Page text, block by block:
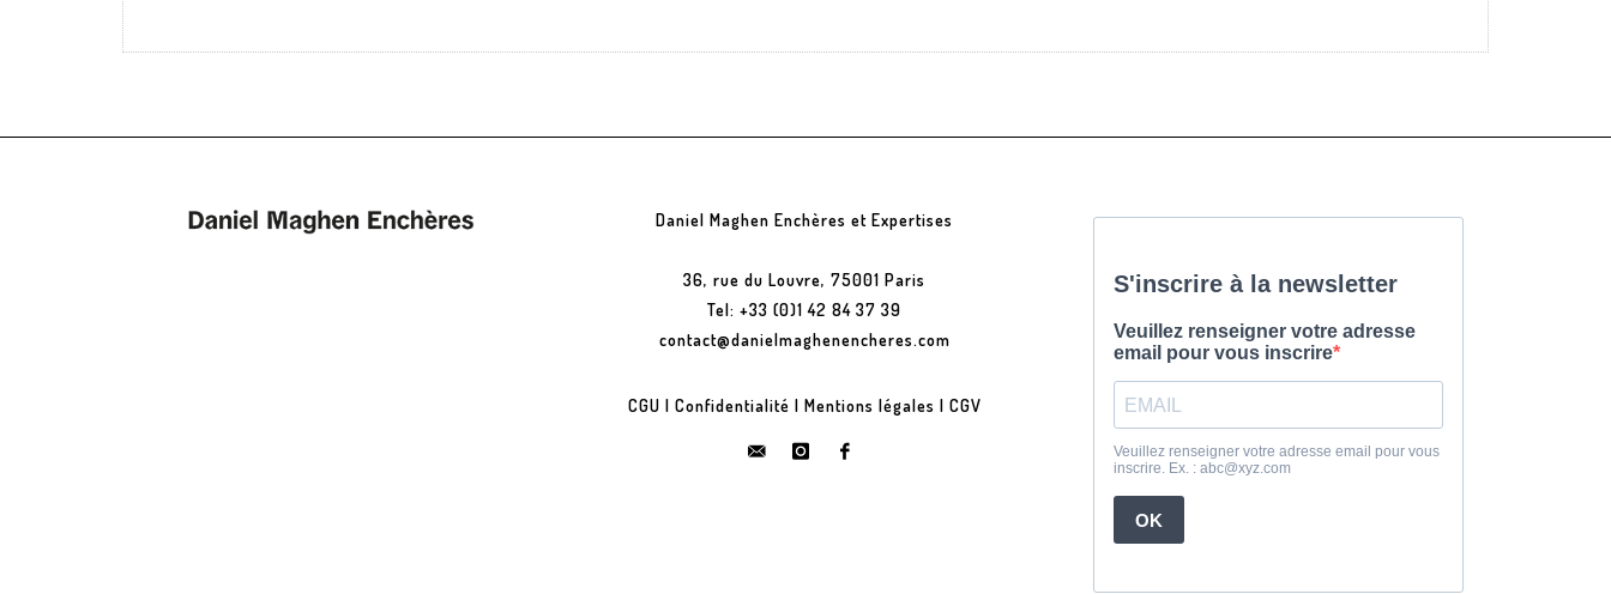
Daniel Maghen Enchères et Expertises
36, rue du Louvre, 75001 Paris
Tel: +33 (0)1 42 84 37 39
contact@danielmaghenencheres.com
CGU | Confidentialité | Mentions légales | CGV